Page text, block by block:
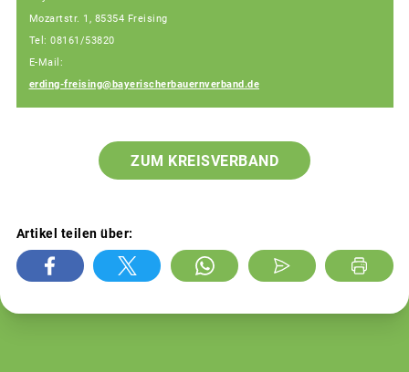
Mozartstr. 1, 85354 Freising
Tel: 08161/53820
E-Mail:
erding-freising@bayerischerbauernverband.de
ZUM KREISVERBAND
Artikel teilen über: